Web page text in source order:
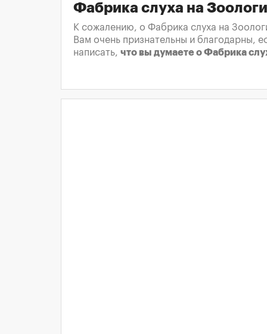
Фабрика слуха на
К сожалению, о Фабрика слуха на
Вам очень признательны и благодарны,
написать, что вы думаете о Фабрика